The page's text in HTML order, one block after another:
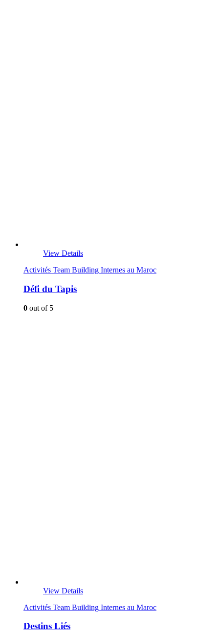
View Details
Activités Team Building Internes au Maroc
Défi du Tapis
0 out of 5
View Details
Activités Team Building Internes au Maroc
Destins Liés